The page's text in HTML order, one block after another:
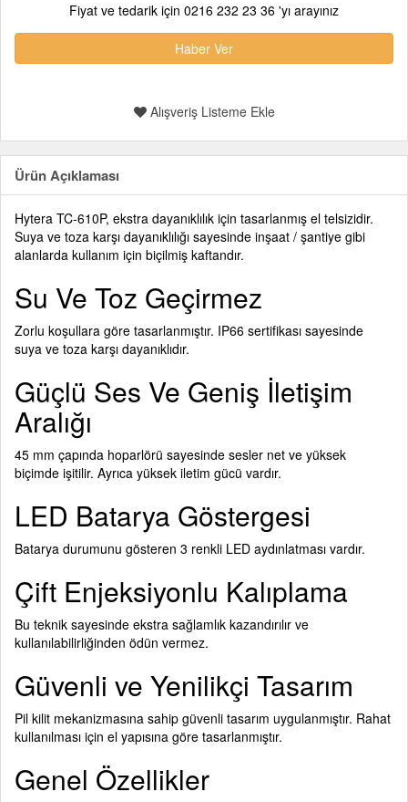
Fiyat ve tedarik için 0216 232 23 36 'yı arayınız
Haber Ver
Alışveriş Listeme Ekle
Ürün Açıklaması
Hytera TC-610P, ekstra dayanıklılık için tasarlanmış el telsizidir.
Suya ve toza karşı dayanıklılığı sayesinde inşaat / şantiye gibi
alanlarda kullanım için biçilmiş kaftandır.
Su Ve Toz Geçirmez
Zorlu koşullara göre tasarlanmıştır. IP66 sertifikası sayesinde
suya ve toza karşı dayanıklıdır.
Güçlü Ses Ve Geniş İletişim
Aralığı
45 mm çapında hoparlörü sayesinde sesler net ve yüksek
biçimde işitilir. Ayrıca yüksek iletim gücü vardır.
LED Batarya Göstergesi
Batarya durumunu gösteren 3 renkli LED aydınlatması vardır.
Çift Enjeksiyonlu Kalıplama
Bu teknik sayesinde ekstra sağlamlık kazandırılır ve
kullanılabilirliğinden ödün vermez.
Güvenli ve Yenilikçi Tasarım
Pil kilit mekanizmasına sahip güvenli tasarım uygulanmıştır. Rahat
kullanılması için el yapısına göre tasarlanmıştır.
Genel Özellikler